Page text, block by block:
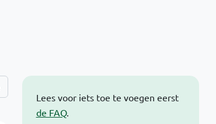
Lees voor iets toe te voegen eerst
de FAQ.